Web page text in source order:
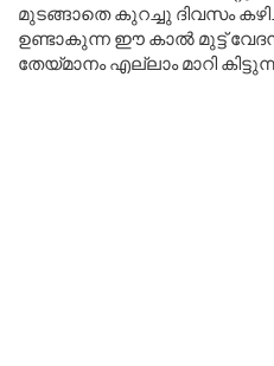
മുടങ്ങാതെ കുറച്ചു ദിവസം
ഉണ്ടാകുന്ന ഈ കാൽ മുട്ട്
തേയ്മാനം എല്ലാം മാറി